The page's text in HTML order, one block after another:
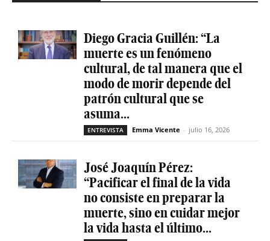
Diego Gracia Guillén: “La
muerte es un fenómeno
cultural, de tal manera que el
modo de morir depende del
patrón cultural que se
asuma...
ENTREVISTA Emma Vicente - julio 16, 2026
José Joaquín Pérez:
“Pacificar el final de la vida
no consiste en preparar la
muerte, sino en cuidar mejor
la vida hasta el último...